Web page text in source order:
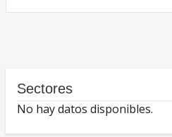
Sectores
No hay datos disponibles.